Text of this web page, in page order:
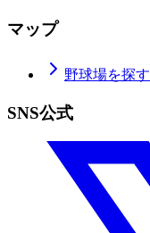
マップ
野球場を探す
SNS公式